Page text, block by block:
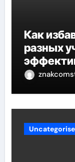
Как
разных